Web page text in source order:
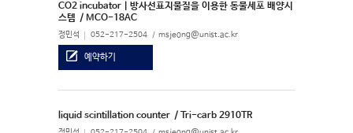
CO2 incubator | 방사선표지물질을 이용한 동물세포 배양시
스템 / MCO-18AC
정민석 052-217-2504 msjeong@unist.ac.kr
예약하기
liquid scintillation counter / Tri-carb 2910TR